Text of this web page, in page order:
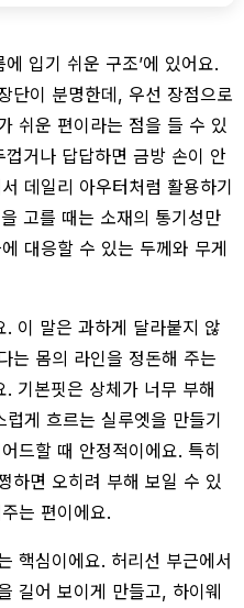
입기 쉬운 구조’에 있어요.
단이 분명한데, 우선 장점으로
쉬운 편이라는 점을 들 수 있
거나 답답하면 금방 손이 안
데일리 아우터처럼 활용하기
고를 때는 소재의 통기성만
대응할 수 있는 두께와 무게
. 이 말은 과하게 달라붙지 않
는 몸의 라인을 정돈해 주는
기본핏은 상체가 너무 부해
게 흐르는 실루엣을 만들기
드할 때 안정적이에요. 특히
하면 오히려 부해 보일 수 있
는 편이에요.
핵심이에요. 허리선 부근에서
길어 보이게 만들고, 하이웨